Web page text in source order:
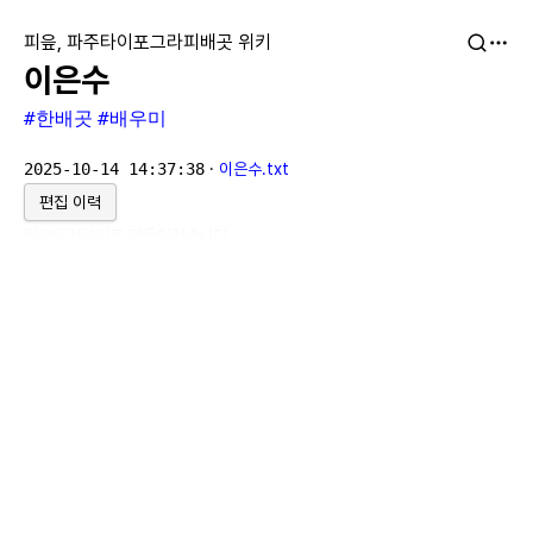
피읖, 파주타이포그라피배곳 위키
이은수
#한배곳 #배우미
2025-10-14 14:37:38 · 이은수.txt
편집 이력